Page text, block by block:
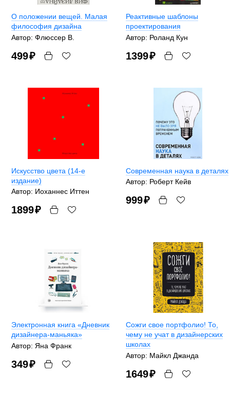
О положении вещей. Малая
философия дизайна
Автор: Флюссер В.
499₽
Реактивные шаблоны
проектирования
Автор: Роланд Кун
1399₽
Искусство цвета (14-е
издание)
Автор: Иоханнес Иттен
1899₽
Современная наука в деталях
Автор: Роберт Кейв
999₽
Электронная книга «Дневник
дизайнера-маньяка»
Автор: Яна Франк
349₽
Сожги свое портфолио! То,
чему не учат в дизайнерских
школах
Автор: Майкл Джанда
1649₽